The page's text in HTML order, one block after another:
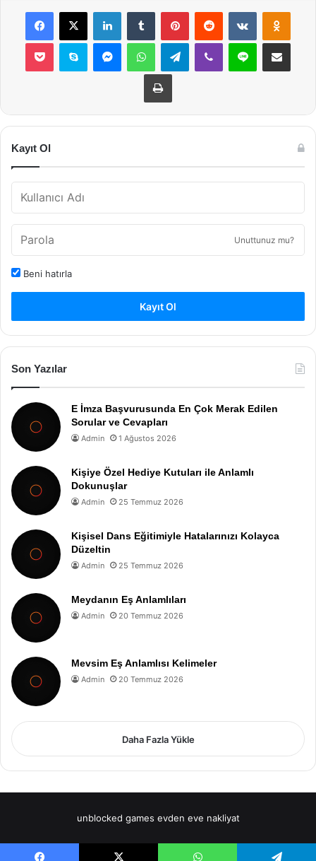
Facebook
X LinkedInTumblr PinterestReddit VKontakte
Pocket Skype MessengerWhatsAppTelegramViber Line E-Posta ile
Yazdır
Kayıt Ol
Unuttunuz mu?
Beni hatırla
Kayıt Ol
Son Yazılar
E İmza Başvurusunda En Çok Merak Edilen
Sorular ve Cevapları
Admin 1 Ağustos 2026
Kişiye Özel Hediye Kutuları ile Anlamlı
Dokunuşlar
Admin 25 Temmuz 2026
Kişisel Dans Eğitimiyle Hatalarınızı Kolayca
Düzeltin
Admin 25 Temmuz 2026
Meydanın Eş Anlamlıları
Admin 20 Temmuz 2026
Mevsim Eş Anlamlısı Kelimeler
Admin 20 Temmuz 2026
Daha Fazla Yükle
unblocked games evden eve nakliyat